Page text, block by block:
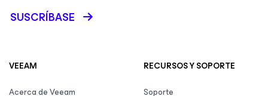
SUSCRÍBASE
VEEAM
Acerca de Veeam
RECURSOS Y SOPORTE
Soporte